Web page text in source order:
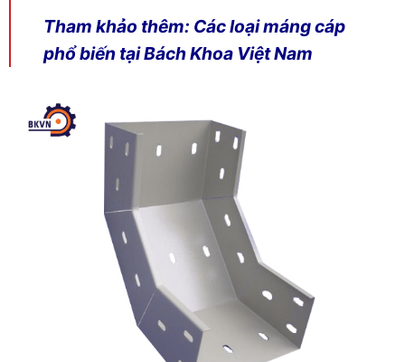
Tham khảo thêm: Các loại máng cáp
phổ biến tại Bách Khoa Việt Nam